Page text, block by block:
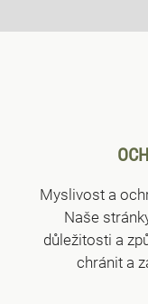
Myslivost a
Naše
důležitosti a
chránit a